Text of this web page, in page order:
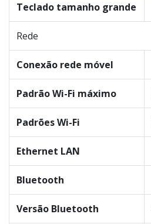
Teclado tamanho grande
Rede
Conexão rede móvel
Padrão Wi-Fi máximo
Padrões Wi-Fi
Ethernet LAN
Bluetooth
Versão Bluetooth